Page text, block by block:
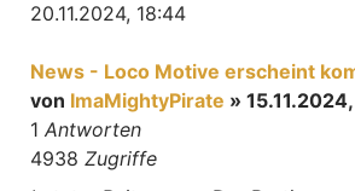
20.11.2024, 18:44
News - Loco Motive erscheint
von ImaMightyPirate »
1 Antworten
4938 Zugriffe